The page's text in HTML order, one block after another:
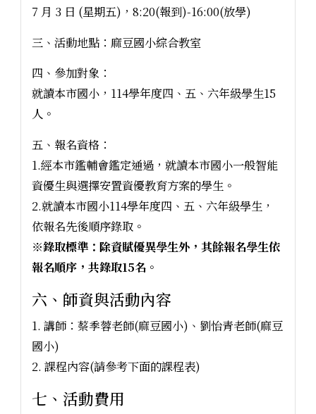
7 月 3 日 (星期五)，8:20(報到)-16:00(放學)
三、活動地點：麻豆國小綜合教室
四、參加對象：
就讀本市國小，114學年度四、五、六年級學生15
人。
五、報名資格：
1.經本市鑑輔會鑑定通過，就讀本市國小一般智能
資優生與選擇安置資優教育方案的學生。
2.就讀本市國小114學年度四、五、六年級學生，
依報名先後順序錄取。
※錄取標準：除資賦優異學生外，其餘報名學生依
報名順序，共錄取15名。
六、師資與活動內容
1. 講師：蔡季蓉老師(麻豆國小)、劉怡青老師(麻豆
國小)
2. 課程內容(請參考下面的課程表)
七、活動費用